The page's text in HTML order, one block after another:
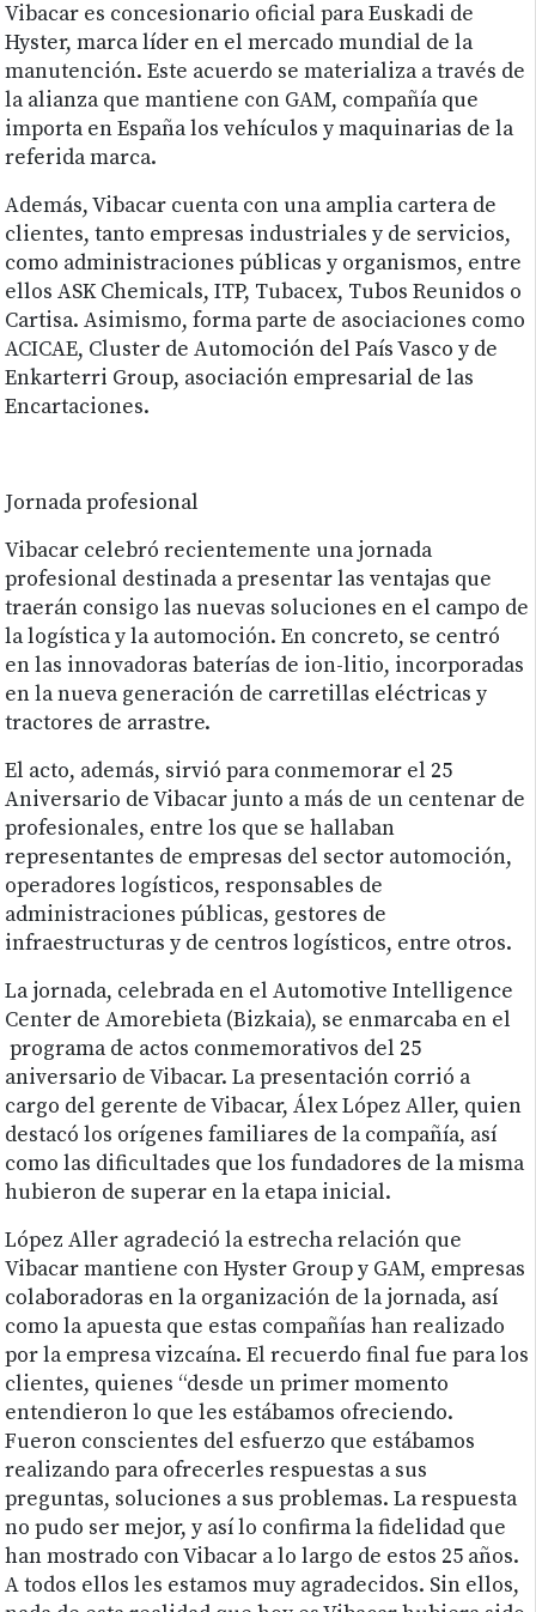
Vibacar es concesionario oficial para Euskadi de
Hyster, marca líder en el mercado mundial de la
manutención. Este acuerdo se materializa a través de
la alianza que mantiene con GAM, compañía que
importa en España los vehículos y maquinarias de la
referida marca.
Además, Vibacar cuenta con una amplia cartera de
clientes, tanto empresas industriales y de servicios,
como administraciones públicas y organismos, entre
ellos ASK Chemicals, ITP, Tubacex, Tubos Reunidos o
Cartisa. Asimismo, forma parte de asociaciones como
ACICAE, Cluster de Automoción del País Vasco y de
Enkarterri Group, asociación empresarial de las
Encartaciones.
Jornada profesional
Vibacar celebró recientemente una jornada
profesional destinada a presentar las ventajas que
traerán consigo las nuevas soluciones en el campo de
la logística y la automoción. En concreto, se centró
en las innovadoras baterías de ion-litio, incorporadas
en la nueva generación de carretillas eléctricas y
tractores de arrastre.
El acto, además, sirvió para conmemorar el 25
Aniversario de Vibacar junto a más de un centenar de
profesionales, entre los que se hallaban
representantes de empresas del sector automoción,
operadores logísticos, responsables de
administraciones públicas, gestores de
infraestructuras y de centros logísticos, entre otros.
La jornada, celebrada en el Automotive Intelligence
Center de Amorebieta (Bizkaia), se enmarcaba en el
programa de actos conmemorativos del 25
aniversario de Vibacar. La presentación corrió a
cargo del gerente de Vibacar, Álex López Aller, quien
destacó los orígenes familiares de la compañía, así
como las dificultades que los fundadores de la misma
hubieron de superar en la etapa inicial.
López Aller agradeció la estrecha relación que
Vibacar mantiene con Hyster Group y GAM, empresas
colaboradoras en la organización de la jornada, así
como la apuesta que estas compañías han realizado
por la empresa vizcaína. El recuerdo final fue para los
clientes, quienes “desde un primer momento
entendieron lo que les estábamos ofreciendo.
Fueron conscientes del esfuerzo que estábamos
realizando para ofrecerles respuestas a sus
preguntas, soluciones a sus problemas. La respuesta
no pudo ser mejor, y así lo confirma la fidelidad que
han mostrado con Vibacar a lo largo de estos 25 años.
A todos ellos les estamos muy agradecidos. Sin ellos,